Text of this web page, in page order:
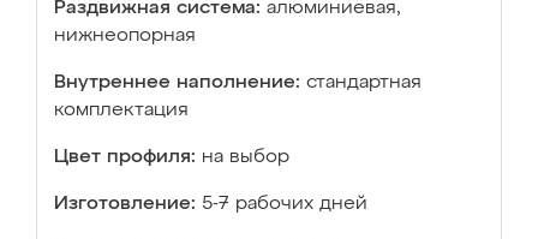
Раздвижная система: алюминиевая,
нижнеопорная
Внутреннее наполнение: стандартная
комплектация
Цвет профиля: на выбор
Изготовление: 5-7 рабочих дней